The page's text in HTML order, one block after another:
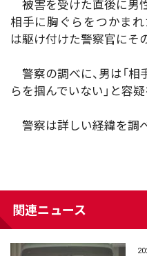
被害を受けた直後に男
相手に胸ぐらをつかまれ
は駆け付けた警察官にそ
警察の調べに、男は「相
らを掴んでいない」と容
警察は詳しい経緯を調
関連ニュース